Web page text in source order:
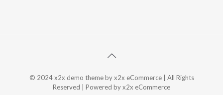
© 2024 x2x demo theme by x2x eCommerce | All Rights
Reserved | Powered by x2x eCommerce